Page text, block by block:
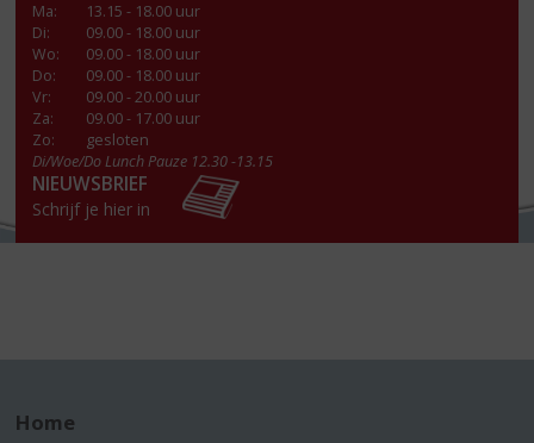
Ma:
13.15 - 18.00 uur
Di:
09.00 - 18.00 uur
Wo:
09.00 - 18.00 uur
Do:
09.00 - 18.00 uur
Vr:
09.00 - 20.00 uur
Za:
09.00 - 17.00 uur
Zo:
gesloten
Di/Woe/Do Lunch Pauze 12.30 -13.15
NIEUWSBRIEF
Schrijf je hier in
Home